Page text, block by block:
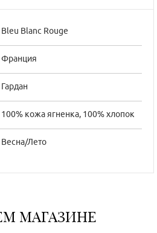
Bleu Blanc Rouge
Франция
Гардан
100% кожа ягненка, 100% хлопок
Весна/Лето
МАГАЗИНЕ